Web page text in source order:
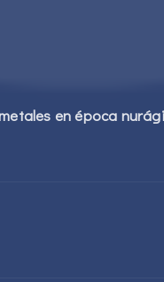
en época